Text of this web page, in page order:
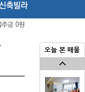
금 0원
오늘 본 매물